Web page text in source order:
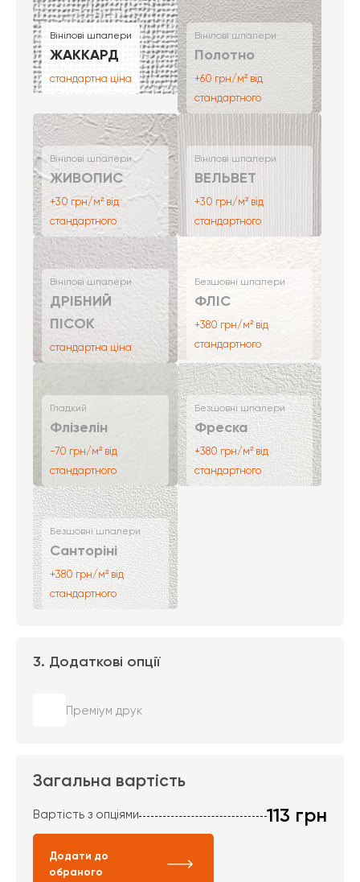
Вінілові шпалери
ЖАККАРД
стандартна ціна
Вінілові шпалери
Полотно
+60 грн/м² від
стандартного
Вінілові шпалери
ЖИВОПИС
+30 грн/м² від
стандартного
Вінілові шпалери
ВЕЛЬВЕТ
+30 грн/м² від
стандартного
Вінілові шпалери
ДРІБНИЙ
ПІСОК
стандартна ціна
Безшовні шпалери
ФЛІС
+380 грн/м² від
стандартного
Гладкий
Флізелін
-70 грн/м² від
стандартного
Безшовні шпалери
Фреска
+380 грн/м² від
стандартного
Безшовні шпалери
Санторіні
+380 грн/м² від
стандартного
3. Додаткові опції
Преміум друк
Загальна вартість
Вартість з опціями 113 грн
Додати до
обраного